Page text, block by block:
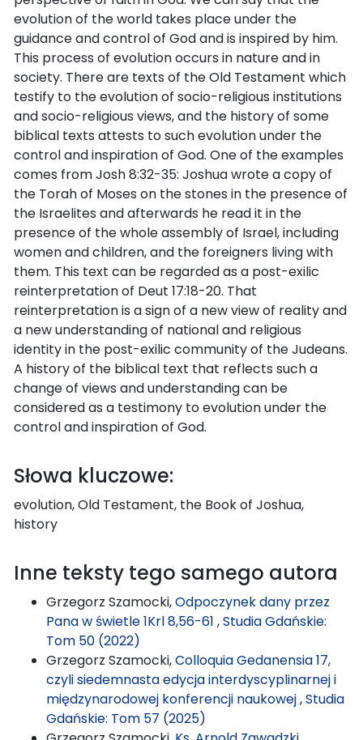
evolution of the world takes place under the
guidance and control of God and is inspired by him.
This process of evolution occurs in nature and in
society. There are texts of the Old Testament which
testify to the evolution of socio-religious institutions
and socio-religious views, and the history of some
biblical texts attests to such evolution under the
control and inspiration of God. One of the examples
comes from Josh 8:32-35: Joshua wrote a copy of
the Torah of Moses on the stones in the presence of
the Israelites and afterwards he read it in the
presence of the whole assembly of Israel, including
women and children, and the foreigners living with
them. This text can be regarded as a post-exilic
reinterpretation of Deut 17:18-20. That
reinterpretation is a sign of a new view of reality and
a new understanding of national and religious
identity in the post-exilic community of the Judeans.
A history of the biblical text that reflects such a
change of views and understanding can be
considered as a testimony to evolution under the
control and inspiration of God.
Słowa kluczowe:
evolution, Old Testament, the Book of Joshua,
history
Inne teksty tego samego autora
Grzegorz Szamocki,Odpoczynek dany przez
Pana w świetle 1Krl 8,56-61 ,Studia Gdańskie:
Tom 50 (2022)
Grzegorz Szamocki,Colloquia Gedanensia 17,
czyli siedemnasta edycja interdyscyplinarnej i
międzynarodowej konferencji naukowej,Studia
Gdańskie: Tom 57 (2025)